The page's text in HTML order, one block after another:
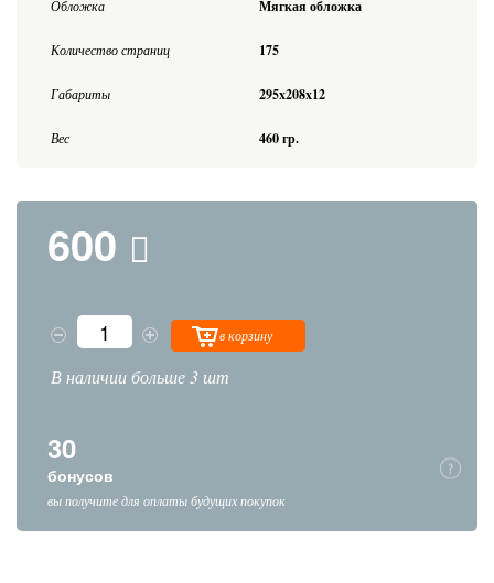
Обложка Мягкая обложка
Количество страниц 175
Габариты 295x208x12
Вес 460 гр.
600
в корзину
В наличии больше 3 шт
30
бонусов
вы получите для оплаты будущих покупок